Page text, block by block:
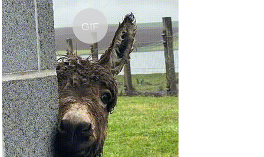
Yesteryear: Roman - Vom NYT-
Nr...
GIF